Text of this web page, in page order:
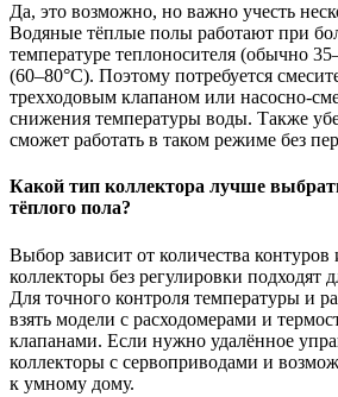
Да, это возможно, но важно учесть
Водяные тёплые полы работают при
температуре теплоносителя (обычно
(60–80°C). Поэтому потребуется
трехходовым клапаном или насосно-
снижения температуры воды. Также
сможет работать в таком режиме без
Какой тип коллектора лучше
тёплого пола?
Выбор зависит от количества
коллекторы без регулировки подходят
Для точного контроля температуры и
взять модели с расходомерами и
клапанами. Если нужно удалённое
коллекторы с сервоприводами и
к умному дому.